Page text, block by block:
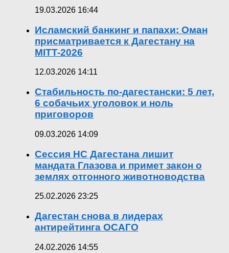
19.03.2026 16:44
Исламский банкинг и папахи: Оман
присматривается к Дагестану на
MITT-2026
12.03.2026 14:11
Стабильность по-дагестански: 5 лет,
6 собачьих уголовок и ноль
приговоров
09.03.2026 14:09
Сессия НС Дагестана лишит
мандата Глазова и примет закон о
землях отгонного животноводства
25.02.2026 23:25
Дагестан снова в лидерах
антирейтинга ОСАГО
24.02.2026 14:55